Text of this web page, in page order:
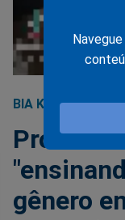
BIA KICIS 23/02/
gênero